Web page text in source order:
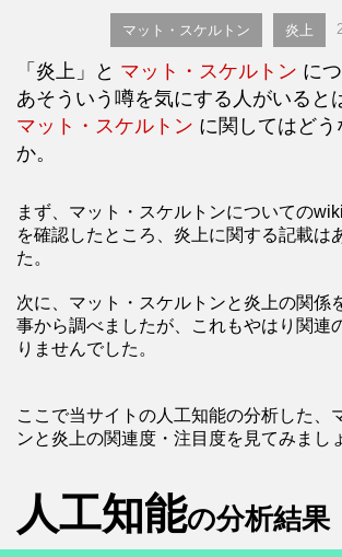
マット・スケルトン 炎上
「炎上」と マット・スケルトン に
あそういう噂を気にする人がいると
マット・スケルトン に関してはどう
か。
まず、マット・スケルトンについての
を確認したところ、炎上に関する記載は
た。
次に、マット・スケルトンと炎上の関係
事から調べましたが、これもやはり関連
りませんでした。
ここで当サイトの人工知能の分析した、
ンと炎上の関連度・注目度を見てみまし
人工知能の分析結果